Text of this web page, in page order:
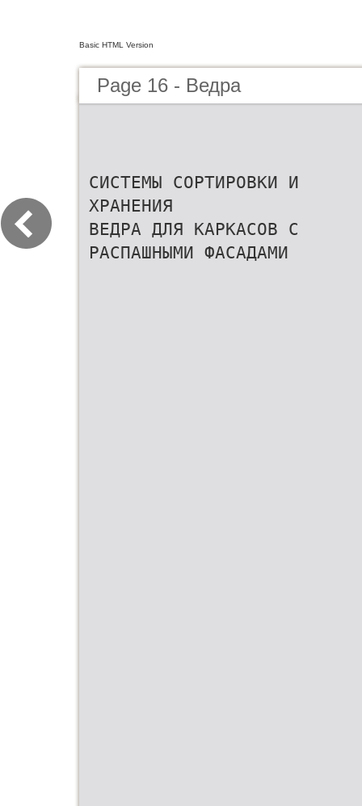
Basic HTML Version
Page 16 - Ведра
СИСТЕМЫ СОРТИРОВКИ И
ХРАНЕНИЯ
ВЕДРА ДЛЯ КАРКАСОВ С
РАСПАШНЫМИ ФАСАДАМИ